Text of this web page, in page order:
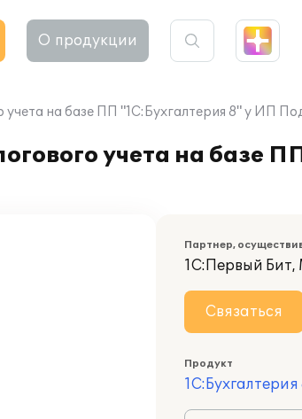
О продукции
учета на базе ПП "1С:Бухгалтерия 8" у ИП
учета на базе
Партнер,
1С:Первый
Связаться
Продукт
1С:Бухгалтерия